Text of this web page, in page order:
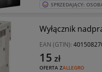
SPRZEDAJĄCY:
Wyłącznik
EAN (GTIN):
OFERTA ZALLEGRO
15 zł